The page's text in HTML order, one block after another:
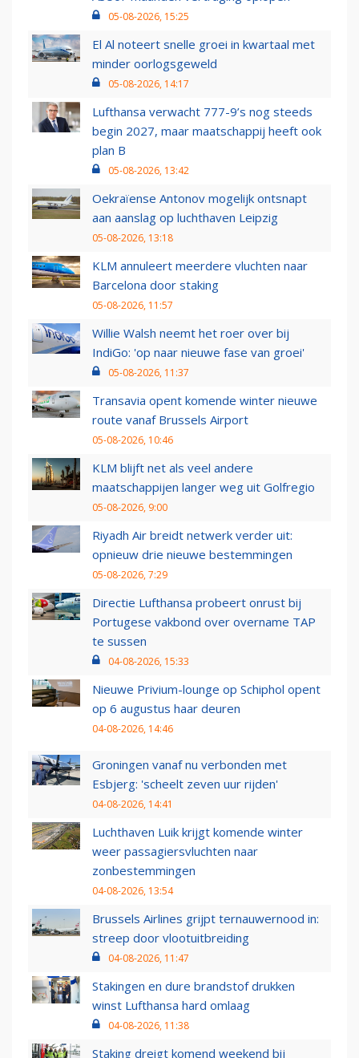
05-08-2026, 15:25
El Al noteert snelle groei in kwartaal met
minder oorlogsgeweld
05-08-2026, 14:17
Lufthansa verwacht 777-9’s nog steeds
begin 2027, maar maatschappij heeft ook
plan B
05-08-2026, 13:42
Oekraïense Antonov mogelijk ontsnapt
aan aanslag op luchthaven Leipzig
05-08-2026, 13:18
KLM annuleert meerdere vluchten naar
Barcelona door staking
05-08-2026, 11:57
Willie Walsh neemt het roer over bij
IndiGo: 'op naar nieuwe fase van groei'
05-08-2026, 11:37
Transavia opent komende winter nieuwe
route vanaf Brussels Airport
05-08-2026, 10:46
KLM blijft net als veel andere
maatschappijen langer weg uit Golfregio
05-08-2026, 9:00
Riyadh Air breidt netwerk verder uit:
opnieuw drie nieuwe bestemmingen
05-08-2026, 7:29
Directie Lufthansa probeert onrust bij
Portugese vakbond over overname TAP
te sussen
04-08-2026, 15:33
Nieuwe Privium-lounge op Schiphol opent
op 6 augustus haar deuren
04-08-2026, 14:46
Groningen vanaf nu verbonden met
Esbjerg: 'scheelt zeven uur rijden'
04-08-2026, 14:41
Luchthaven Luik krijgt komende winter
weer passagiersvluchten naar
zonbestemmingen
04-08-2026, 13:54
Brussels Airlines grijpt ternauwernood in:
streep door vlootuitbreiding
04-08-2026, 11:47
Stakingen en dure brandstof drukken
winst Lufthansa hard omlaag
04-08-2026, 11:38
Staking dreigt komend weekend bij